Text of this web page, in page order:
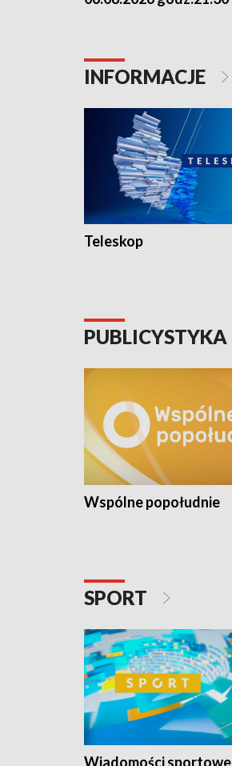
INFORMACJE
Teleskop
PUBLICYSTYKA
Wspólne popołudnie
SPORT
Wiadomości sportowe